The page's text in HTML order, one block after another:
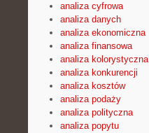
analiza cyfrowa
analiza danych
analiza ekonomiczna
analiza finansowa
analiza kolorystyczna
analiza konkurencji
analiza kosztów
analiza podaży
analiza polityczna
analiza popytu